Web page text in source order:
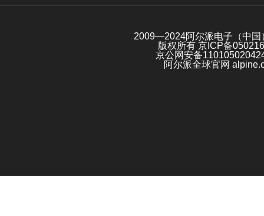
2009—2024阿尔派电子（中国
版权所有 京ICP备
京公网安备
阿尔派全球官网